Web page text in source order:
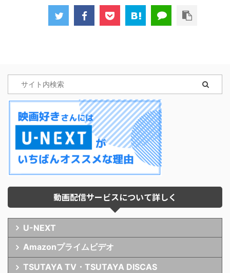
動画配信サービスについて詳しく
U-NEXT
Amazonプライムビデオ
TSUTAYA TV・TSUTAYA DISCAS